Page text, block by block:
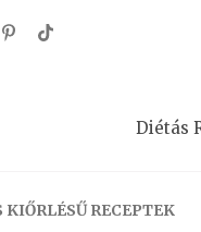
Diétás
KIŐRLÉSŰ RECEPTEK